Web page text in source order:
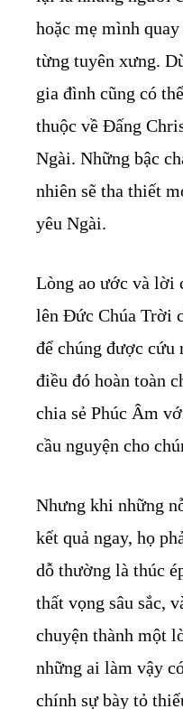
hoặc mẹ mình
từng tuyên xưng.
gia đình cũng có
thuộc về Đấng
Ngài. Những bậc
nhiên sẽ tha thiết
yêu Ngài.
Lòng ao ước và lời
lên Đức Chúa Trời
để chúng được
điều đó hoàn toàn
chia sẻ Phúc Âm
cầu nguyện cho
Nhưng khi những
kết quả ngay, họ
dỗ thường là thúc
thất vọng sâu sắc,
chuyện thành một
những ai làm vậy
chính sự bày tỏ